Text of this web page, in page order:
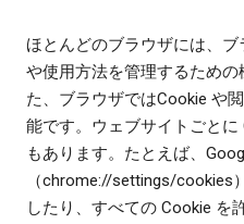
ほとんどのブラウザには、
や使用方法を管理するため
た、ブラウザではCookie や
能です。ウェブサイトごと
もあります。たとえば、
（chrome://settings/cookies
したり、すべての Cookie を